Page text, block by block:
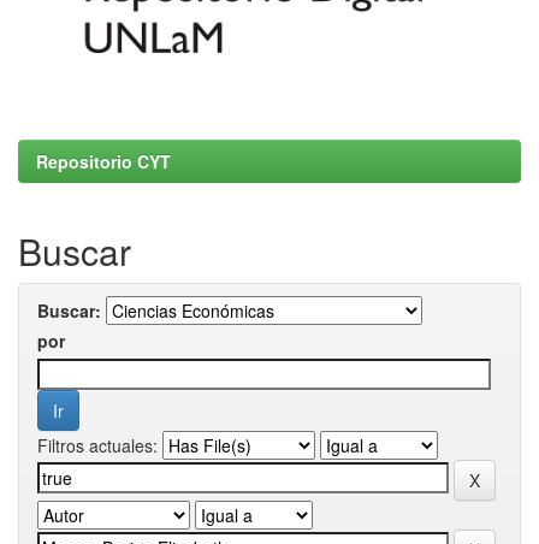
Repositorio CYT
Buscar
Buscar:
por
Filtros actuales: